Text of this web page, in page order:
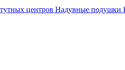
центров Надувные подушки